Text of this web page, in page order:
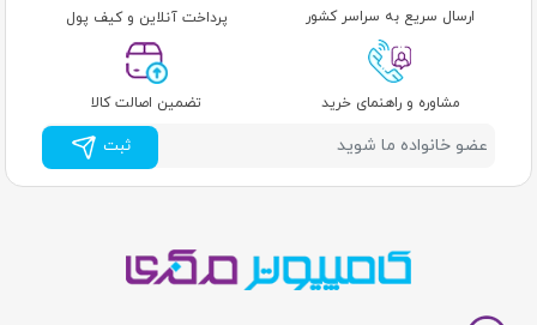
ارسال سریع به سراسر کشور پرداخت آنلاین و کیف پول
مشاوره و راهنمای خرید تضمین اصالت کالا
ثبت